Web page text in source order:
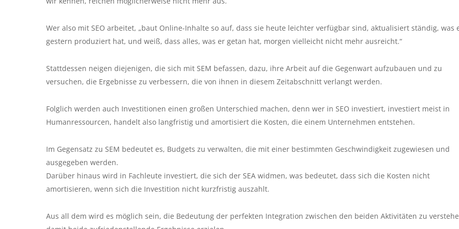
Wer also mit SEO arbeitet, „baut Online-Inhalte so auf, dass sie heute leichter verfügbar sind, aktualisiert ständig, was
gestern produziert hat, und weiß, dass alles, was er getan hat, morgen vielleicht nicht mehr ausreicht.“
Stattdessen neigen diejenigen, die sich mit SEM befassen, dazu, ihre Arbeit auf die Gegenwart aufzubauen und zu
versuchen, die Ergebnisse zu verbessern, die von ihnen in diesem Zeitabschnitt verlangt werden.
Folglich werden auch Investitionen einen großen Unterschied machen, denn wer in SEO investiert, investiert meist in
Humanressourcen, handelt also langfristig und amortisiert die Kosten, die einem Unternehmen entstehen.
Im Gegensatz zu SEM bedeutet es, Budgets zu verwalten, die mit einer bestimmten Geschwindigkeit zugewiesen und
ausgegeben werden.
Darüber hinaus wird in Fachleute investiert, die sich der SEA widmen, was bedeutet, dass sich die Kosten nicht
amortisieren, wenn sich die Investition nicht kurzfristig auszahlt.
Aus all dem wird es möglich sein, die Bedeutung der perfekten Integration zwischen den beiden Aktivitäten zu